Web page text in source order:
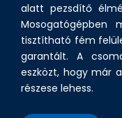
alatt pezsdítő
Mosogatógépben
tisztítható fém
garantált. A
eszközt, hogy már
részese lehess.